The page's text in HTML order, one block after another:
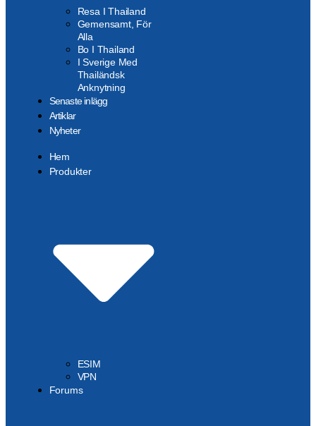
Resa I Thailand
Gemensamt, För
Alla
Bo I Thailand
I Sverige Med
Thailändsk
Anknytning
Senaste inlägg
Artiklar
Nyheter
Hem
Produkter
ESIM
VPN
Forums